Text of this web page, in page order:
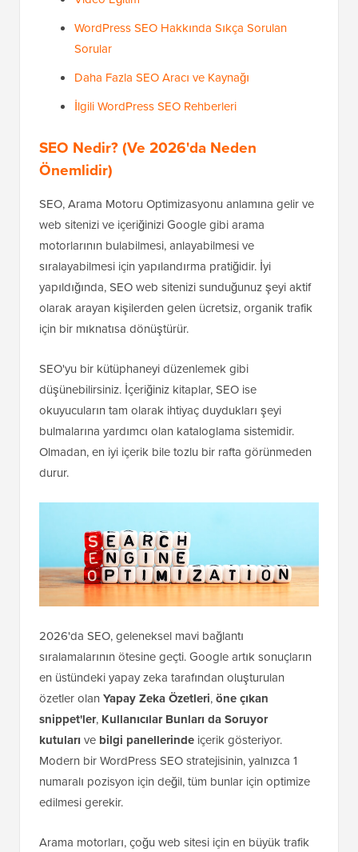
WordPress SEO Hakkında Sıkça Sorulan
Sorular
Daha Fazla SEO Aracı ve Kaynağı
İlgili WordPress SEO Rehberleri
SEO Nedir? (Ve 2026'da Neden
Önemlidir)
SEO, Arama Motoru Optimizasyonu anlamına gelir ve
web sitenizi ve içeriğinizi Google gibi arama
motorlarının bulabilmesi, anlayabilmesi ve
sıralayabilmesi için yapılandırma pratiğidir. İyi
yapıldığında, SEO web sitenizi sunduğunuz şeyi aktif
olarak arayan kişilerden gelen ücretsiz, organik trafik
için bir mıknatısa dönüştürür.
SEO'yu bir kütüphaneyi düzenlemek gibi
düşünebilirsiniz. İçeriğiniz kitaplar, SEO ise
okuyucuların tam olarak ihtiyaç duydukları şeyi
bulmalarına yardımcı olan kataloglama sistemidir.
Olmadan, en iyi içerik bile tozlu bir rafta görünmeden
durur.
2026'da SEO, geleneksel mavi bağlantı
sıralamalarının ötesine geçti. Google artık sonuçların
en üstündeki yapay zeka tarafından oluşturulan
özetler olan Yapay Zeka Özetleri,öne çıkan
snippet'ler, Kullanıcılar Bunları da Soruyor
kutuları ve bilgi panellerinde içerik gösteriyor.
Modern bir WordPress SEO stratejisinin, yalnızca 1
numaralı pozisyon için değil, tüm bunlar için optimize
edilmesi gerekir.
Arama motorları, çoğu web sitesi için en büyük trafik